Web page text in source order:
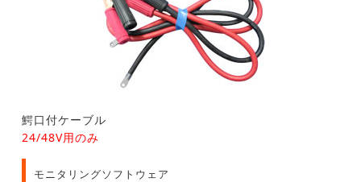
鰐口付ケーブル
24/48V用のみ
モニタリングソフトウェア